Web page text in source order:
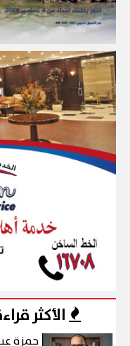
الأكثر
حمزة